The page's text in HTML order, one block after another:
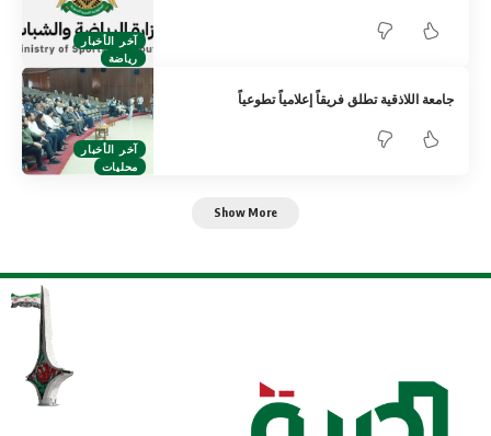
آخر الأخبار
رياضة
آخر الأخبار
محليات
جامعة اللاذقية تطلق فريقاً إعلامياً تطوعياً
Show More